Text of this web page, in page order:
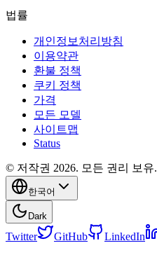
법률
개인정보처리방침
이용약관
환불 정책
쿠키 정책
가격
모든 모델
사이트맵
Status
© 저작권 2026. 모든 권리 보유.
한국어
Dark
Twitter GitHub LinkedIn